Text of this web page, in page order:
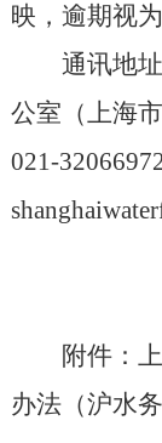
映，逾期视为
通讯地址
公室（上海
021-
附件：上
办法（沪水